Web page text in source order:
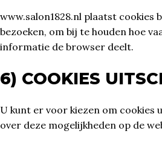
www.salon1828.nl plaatst cookies
bezoeken, om bij te houden hoe
informatie de browser deelt.
6) COOKIES
U kunt er voor kiezen om cookies
over deze mogelijkheden op de